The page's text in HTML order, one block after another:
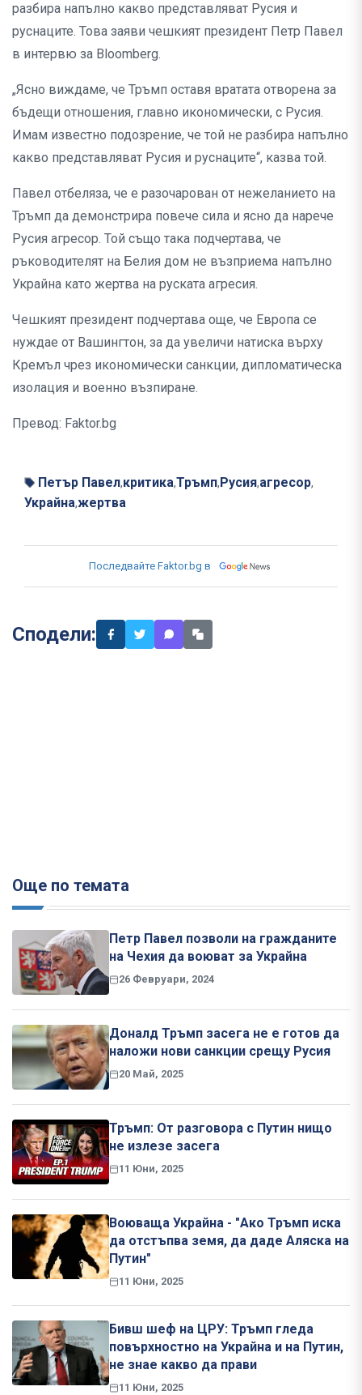
разбира напълно какво представляват Русия и
руснаците. Това заяви чешкият президент Петр Павел
в интервю за Bloomberg.
„Ясно виждаме, че Тръмп оставя вратата отворена за
бъдещи отношения, главно икономически, с Русия.
Имам известно подозрение, че той не разбира напълно
какво представляват Русия и руснаците“, казва той.
Павел отбеляза, че е разочарован от нежеланието на
Тръмп да демонстрира повече сила и ясно да нарече
Русия агресор. Той също така подчертава, че
ръководителят на Белия дом не възприема напълно
Украйна като жертва на руската агресия.
Чешкият президент подчертава още, че Европа се
нуждае от Вашингтон, за да увеличи натиска върху
Кремъл чрез икономически санкции, дипломатическа
изолация и военно възпиране.
Превод: Faktor.bg
Петър Павел,критика,Тръмп, Русия,агресор,
Украйна,жертва
Последвайте Faktor.bg в
Сподели:
Още по темата
Петр Павел позволи на гражданите
на Чехия да воюват за Украйна
26 Февруари, 2024
Доналд Тръмп засега не е готов да
наложи нови санкции срещу Русия
20 Май, 2025
Тръмп: От разговора с Путин нищо
не излезе засега
11 Юни, 2025
Воюваща Украйна - "Ако Тръмп иска
да отстъпва земя, да даде Аляска на
Путин"
11 Юни, 2025
Бивш шеф на ЦРУ: Тръмп гледа
повърхностно на Украйна и на Путин,
не знае какво да прави
11 Юни, 2025